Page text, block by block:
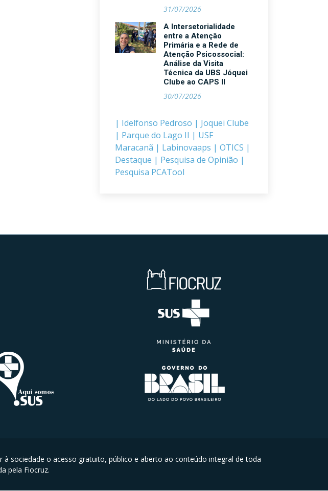
31/07/2026
A Intersetorialidade
entre a Atenção
Primária e a Rede de
Atenção Psicossocial:
Análise da Visita
Técnica da UBS Jóquei
Clube ao CAPS II
30/07/2026
| Idelfonso Pedroso | Joquei Clube
| Parque do Lago II | USF
Maracanã | Labinovaaps | OTICS |
Destaque | Pesquisa de Opinião |
Pesquisa PCATool
sociedade o acesso gratuito, público e aberto ao conteúdo integral de toda
pela Fiocruz.